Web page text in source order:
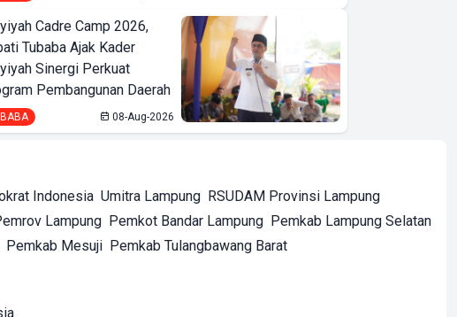
Cadre Camp 2026,
Tubaba Ajak Kader
Sinergi Perkuat
Pembangunan Daerah
08-Aug-2026
Indonesia Umitra Lampung RSUDAM Provinsi Lampung
Lampung Pemkot Bandar Lampung Pemkab Lampung Selatan
Pemkab Mesuji Pemkab Tulangbawang Barat